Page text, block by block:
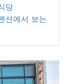
당
션에서 보는